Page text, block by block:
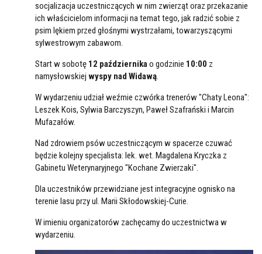
socjalizacja uczestniczących w nim zwierząt oraz przekazanie
ich właścicielom informacji na temat tego, jak radzić sobie z
psim lękiem przed głośnymi wystrzałami, towarzyszącymi
sylwestrowym zabawom.
Start w sobotę 12 październikao godzinie 10:00 z
namysłowskiej wyspy nad Widawą.
W wydarzeniu udział weźmie czwórka trenerów "Chaty Leona":
Leszek Kois, Sylwia Barczyszyn, Paweł Szafrański i Marcin
Mufazałów.
Nad zdrowiem psów uczestniczącym w spacerze czuwać
będzie kolejny specjalista: lek. wet. Magdalena Kryczka z
Gabinetu Weterynaryjnego "Kochane Zwierzaki".
Dla uczestników przewidziane jest integracyjne ognisko na
terenie lasu przy ul. Marii Skłodowskiej-Curie.
W imieniu organizatorów zachęcamy do uczestnictwa w
wydarzeniu.